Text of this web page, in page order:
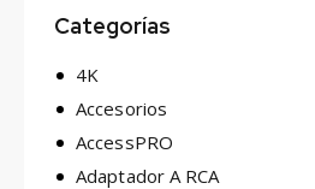
Categorías
4K
Accesorios
AccessPRO
Adaptador A RCA